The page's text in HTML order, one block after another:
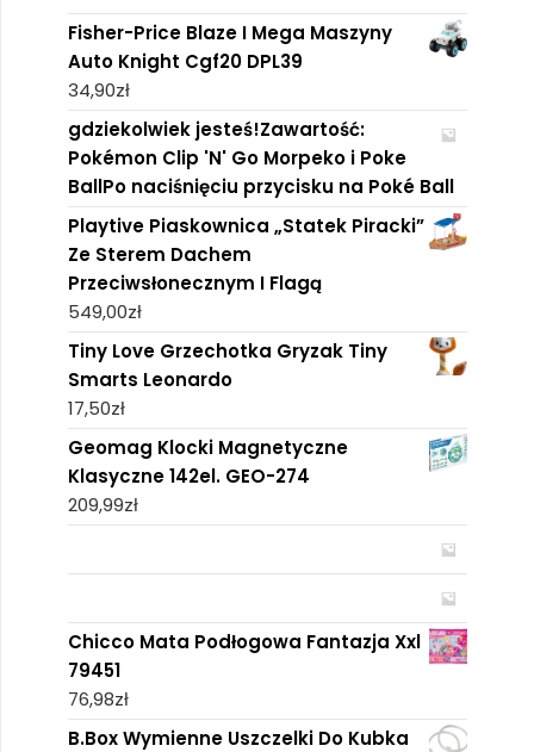
Fisher-Price Blaze I Mega Maszyny
Auto Knight Cgf20 DPL39
34,90zł
gdziekolwiek jesteś!Zawartość:
Pokémon Clip 'N' Go Morpeko i Poke
BallPo naciśnięciu przycisku na Poké Ball
Playtive Piaskownica „Statek Piracki”
Ze Sterem Dachem
Przeciwsłonecznym I Flagą
549,00zł
Tiny Love Grzechotka Gryzak Tiny
Smarts Leonardo
17,50zł
Geomag Klocki Magnetyczne
Klasyczne 142el. GEO-274
209,99zł
Chicco Mata Podłogowa Fantazja Xxl
79451
76,98zł
B.Box Wymienne Uszczelki Do Kubka